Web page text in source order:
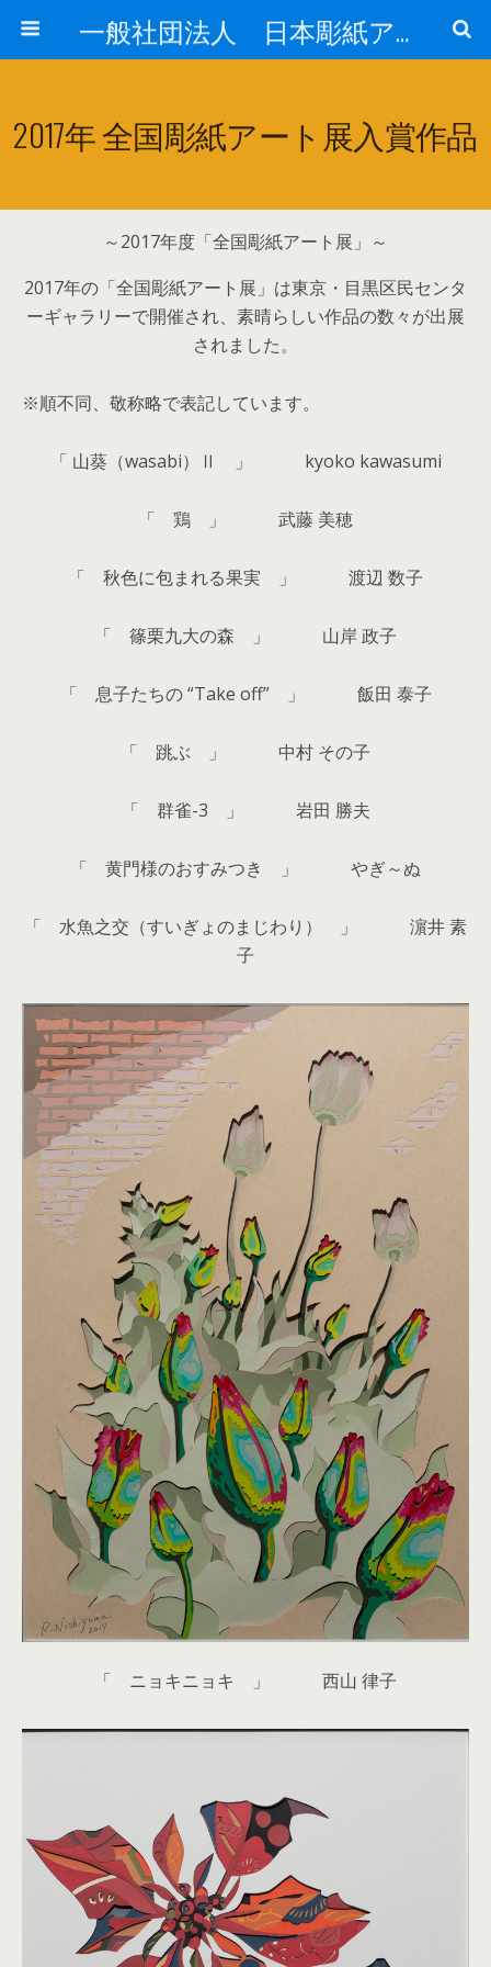
一般社団法人 日本彫紙アート協会公式HP【JCA】
2017年 全国彫紙アート展入賞作品
～2017年度「全国彫紙アート展」～
2017年の「全国彫紙アート展」は東京・目黒区民センタ
ーギャラリーで開催され、素晴らしい作品の数々が出展
されました。
※順不同、敬称略で表記しています。
「 山葵（wasabi）Ⅱ 」 kyoko kawasumi
「 鶏 」 武藤 美穂
「 秋色に包まれる果実 」 渡辺 数子
「 篠栗九大の森 」 山岸 政子
「 息子たちの “Take off” 」 飯田 泰子
「 跳ぶ 」 中村 その子
「 群雀-3 」 岩田 勝夫
「 黄門様のおすみつき 」 やぎ～ぬ
「 水魚之交（すいぎょのまじわり） 」 濵井 素
子
「 ニョキニョキ 」 西山 律子